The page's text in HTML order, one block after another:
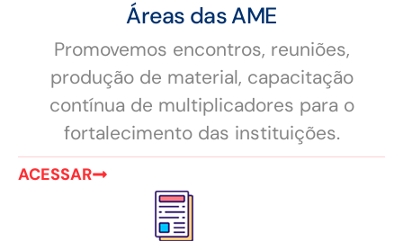
Áreas das AME
Promovemos encontros, reuniões,
produção de material, capacitação
contínua de multiplicadores para o
fortalecimento das instituições.
ACESSAR